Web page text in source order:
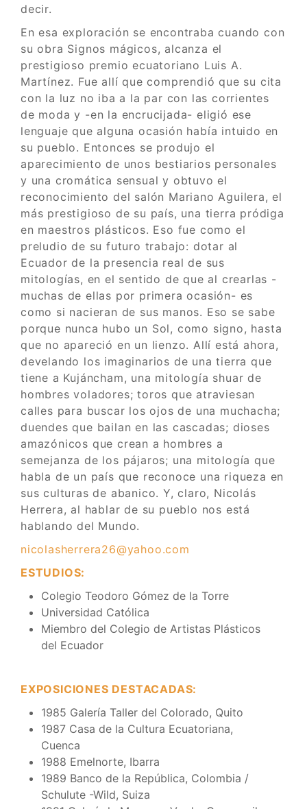
decir.
En esa exploración se encontraba cuando con
su obra Signos mágicos, alcanza el
prestigioso premio ecuatoriano Luis A.
Martínez. Fue allí que comprendió que su cita
con la luz no iba a la par con las corrientes
de moda y -en la encrucijada- eligió ese
lenguaje que alguna ocasión había intuido en
su pueblo. Entonces se produjo el
aparecimiento de unos bestiarios personales
y una cromática sensual y obtuvo el
reconocimiento del salón Mariano Aguilera, el
más prestigioso de su país, una tierra pródiga
en maestros plásticos. Eso fue como el
preludio de su futuro trabajo: dotar al
Ecuador de la presencia real de sus
mitologías, en el sentido de que al crearlas -
muchas de ellas por primera ocasión- es
como si nacieran de sus manos. Eso se sabe
porque nunca hubo un Sol, como signo, hasta
que no apareció en un lienzo. Allí está ahora,
develando los imaginarios de una tierra que
tiene a Kujáncham, una mitología shuar de
hombres voladores; toros que atraviesan
calles para buscar los ojos de una muchacha;
duendes que bailan en las cascadas; dioses
amazónicos que crean a hombres a
semejanza de los pájaros; una mitología que
habla de un país que reconoce una riqueza en
sus culturas de abanico. Y, claro, Nicolás
Herrera, al hablar de su pueblo nos está
hablando del Mundo.
nicolasherrera26@yahoo.com
ESTUDIOS:
Colegio Teodoro Gómez de la Torre
Universidad Católica
Miembro del Colegio de Artistas Plásticos
del Ecuador
EXPOSICIONES DESTACADAS:
1985 Galería Taller del Colorado, Quito
1987 Casa de la Cultura Ecuatoriana,
Cuenca
1988 Emelnorte, Ibarra
1989 Banco de la República, Colombia /
Schulute -Wild, Suiza